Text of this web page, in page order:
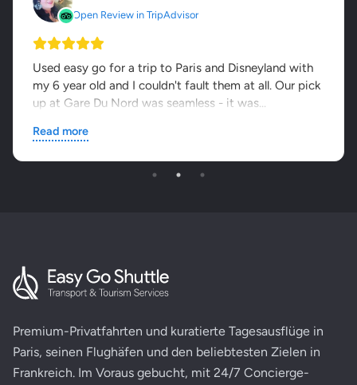
Open Review in TripAdvisor
Used easy go for a trip to Paris and Disneyland with
my 6 year old and I couldn't fault them at all. Our pick
up at Gare Du Nord was seamless - it was...
Read more
Premium-Privatfahrten und kuratierte Tagesausflüge in
Paris, seinen Flughäfen und den beliebtesten Zielen in
Frankreich. Im Voraus gebucht, mit 24/7 Concierge-